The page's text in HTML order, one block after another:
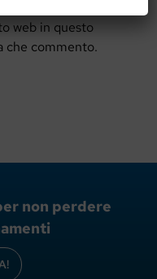
web in questo
che commento.
non perdere